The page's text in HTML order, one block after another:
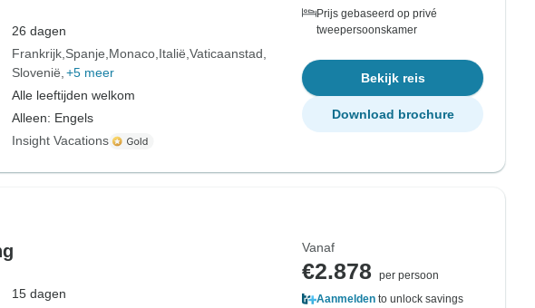
26 dagen
Frankrijk Spanje Monaco Italië Vaticaanstad
Slovenië +5 meer
Alle leeftijden welkom
Alleen: Engels
Insight Vacations
Prijs gebaseerd op privé
tweepersoonskamer
Bekijk reis
Download brochure
15 dagen
Vanaf
€2.878
per persoon
Aanmelden to unlock savings